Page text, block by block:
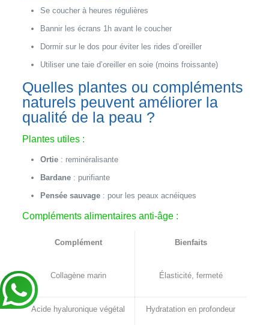
Se coucher à heures régulières
Bannir les écrans 1h avant le coucher
Dormir sur le dos pour éviter les rides d’oreiller
Utiliser une taie d’oreiller en soie (moins froissante)
Quelles plantes ou compléments
naturels peuvent améliorer la
qualité de la peau ?
Plantes utiles :
Ortie: reminéralisante
Bardane: purifiante
Pensée sauvage: pour les peaux acnéiques
Compléments alimentaires anti-âge :
Complément Bienfaits
Collagène marin Élasticité, fermeté
Acide hyaluronique végétal Hydratation en profondeur